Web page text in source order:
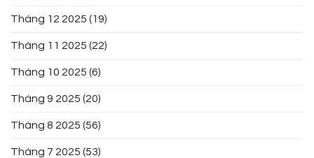
Tháng 12 2025 (19)
Tháng 11 2025 (22)
Tháng 10 2025 (6)
Tháng 9 2025 (20)
Tháng 8 2025 (56)
Tháng 7 2025 (53)